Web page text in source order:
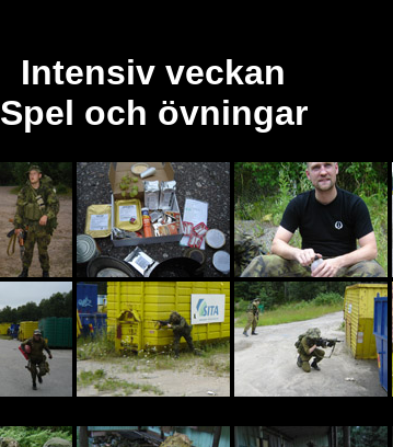
Intensiv veckan
Spel och övningar